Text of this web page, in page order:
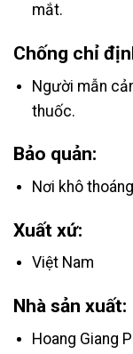
mắt.
Chống chỉ
Người mẫn
thuốc.
Bảo quản:
Nơi khô
Xuất xứ:
Việt Nam
Nhà sản xuất:
Hoang Giang